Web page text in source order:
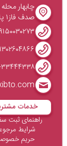
چابهار
صدف فاز۱ پلاک ۰.۰ طبقه ۱- واحد ۳۵۴
۰۵۴-
خدمات
راهنمای ثبت
شرایط
حریم